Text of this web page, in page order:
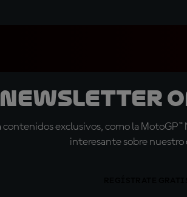
Newsletter
contenidos exclusivos, como la
interesante sobre nuestro